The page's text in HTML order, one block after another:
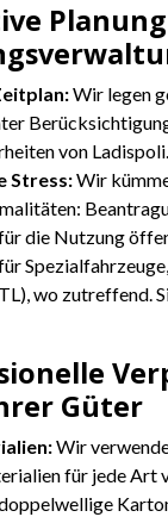
Wir legen
von Ladispoli.
Stress:Wir
die Nutzung
wo zutreffend.
Güter
Wir
für jede Art